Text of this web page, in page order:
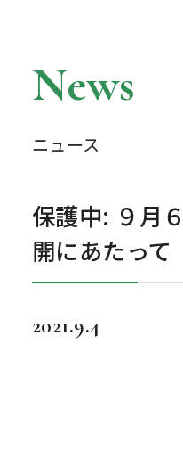
News
ニュース
保護中: ９月
開にあたって
2021.9.4